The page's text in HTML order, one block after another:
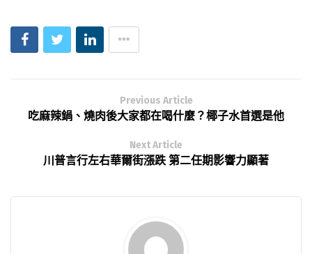
Previous Article
吃麻辣鍋、燒肉後大家都在喝什麼？椰子水首選是他
Next Article
川普言行左右華爾街漲跌 第二任期影響力顯著